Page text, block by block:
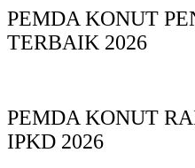
PEMDA KONUT
TERBAIK 2026
PEMDA KONUT
IPKD 2026